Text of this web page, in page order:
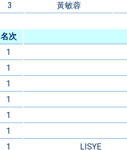
3
黃敏蓉
名次
1
1
1
1
1
1
1 LISYE